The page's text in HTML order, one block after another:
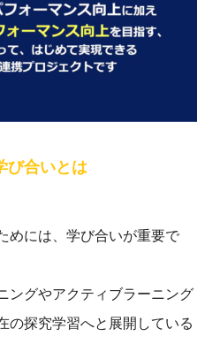
び合いとは
めには、学び合いが重要で
ングやアクティブラーニング
の探究学習へと展開している